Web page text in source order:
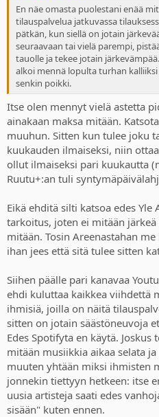
En näe omasta puolestani enää
tilauspalvelua jatkuvassa
pätkän, kun siellä on jotain
seuraavaan tai vielä parempi,
tauolle ja tekee jotain
alkoi mennä lopulta turhan
senkin poikki.
Itse olen mennyt vielä astetta
ainakaan maksa mitään.
muuhun. Sitten kun tulee joku
kuukauden ilmaiseksi, niin
ollut ilmaiseksi pari kuukautta
Ruutu+:an tuli
Eikä ehditä silti katsoa edes
tarkoitus, joten ei mitään
mitään. Tosin Areenastahan
ihan jees että sitä tulee sitten
Siihen päälle pari kanavaa
ehdi kuluttaa kaikkea viihdettä
ihmisiä, joilla on näitä
sitten on jotain säästöneuvoja
Edes Spotifyta en käytä.
mitään musiikkia aikaa selata
muuten yhtään miksi ihmisten
jonnekin tiettyyn hetkeen: itse
uusia artisteja saati edes
sisään" kuten ennen.